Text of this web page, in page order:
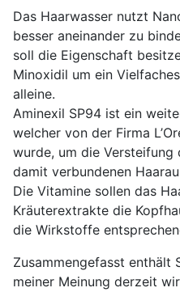
Das Haarwasser nutzt
besser aneinander zu
soll die Eigenschaft
Minoxidil um ein
alleine.
Aminexil SP94 ist ein
welcher von der Firma
wurde, um die Versteifung
damit verbundenen
Die Vitamine sollen das
Kräuterextrakte die
die Wirkstoffe
Zusammengefasst enthält
meiner Meinung derzeit